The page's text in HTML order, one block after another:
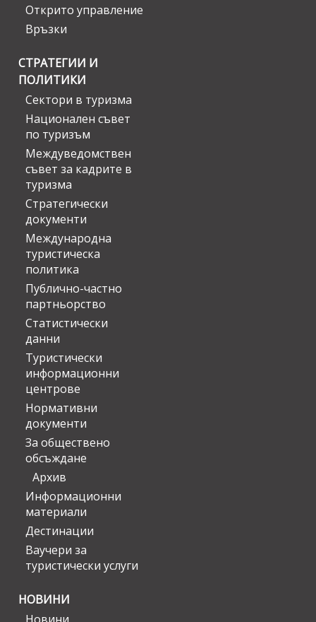
Открито управление
Връзки
СТРАТЕГИИ И
ПОЛИТИКИ
Сектори в туризма
Национален съвет
по туризъм
Междуведомствен
съвет за кадрите в
туризма
Стратегически
документи
Международна
туристическа
политика
Публично-частно
партньорство
Статистически
данни
Туристически
информационни
центрове
Нормативни
документи
За обществено
обсъждане
Архив
Информационни
материали
Дестинации
Ваучери за
туристически услуги
НОВИНИ